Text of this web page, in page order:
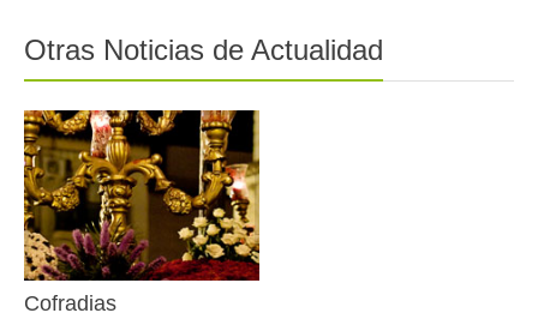
Otras Noticias de Actualidad
Cofradias